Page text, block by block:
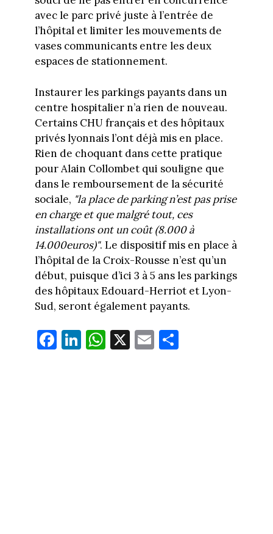
avec le parc privé juste à l’entrée de
l’hôpital et limiter les mouvements de
vases communicants entre les deux
espaces de stationnement.
Instaurer les parkings payants dans un
centre hospitalier n’a rien de nouveau.
Certains CHU français et des hôpitaux
privés lyonnais l’ont déjà mis en place.
Rien de choquant dans cette pratique
pour Alain Collombet qui souligne que
dans le remboursement de la sécurité
sociale, "la place de parking n’est pas prise
en charge et que malgré tout, ces
installations ont un coût (8.000 à
14.000euros)". Le dispositif mis en place à
l’hôpital de la Croix-Rousse n’est qu’un
début, puisque d’ici 3 à 5 ans les parkings
des hôpitaux Edouard-Herriot et Lyon-
Sud, seront également payants.
Fa
ce
Li
nk
W
ha
X E
m
Pa
rt